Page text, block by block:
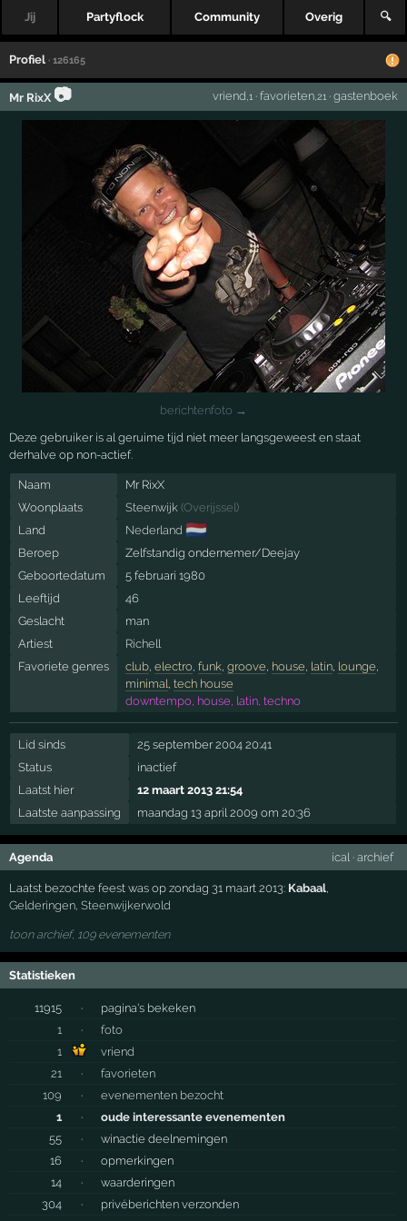
Jij Partyflock Community Overig 🔍
Profiel · 126165
Mr RixX 📷 vriend ,1· favorieten,21· gastenboek
berichtenfoto →
Deze gebruiker is al geruime tijd niet meer langsgeweest en staat
derhalve op non-actief.
Naam
Mr RixX
Woonplaats
Steenwijk (Overijssel)
Land
Nederland 🇳🇱
Beroep
Zelfstandig ondernemer/Deejay
Geboortedatum
5 februari 1980
Leeftijd
46
Geslacht
man
Artiest
Richell
Favoriete genres
club, electro, funk, groove house latin, lounge
minimal tech house
downtempo, house, latin, techno
Lid sinds
25 september 2004 20:41
Status
inactief
Laatst hier
12 maart 2013 21:54
Laatste aanpassing
maandag 13 april 2009 om 20:36
Agenda ical· archief
Laatst bezochte feest was op zondag 31 maart 2013: Kabaal,
Gelderingen,Steenwijkerwold
toon archief, 109 evenementen
Statistieken
11915 ·
pagina's bekeken
1
·
foto
1
vriend
21
·
favorieten
109
·
evenementen bezocht
1
·
oude interessante evenementen
55
·
winactie deelnemingen
16
·
opmerkingen
14
·
waarderingen
304
·
privéberichten verzonden